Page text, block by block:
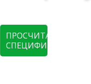
ПРОСЧИТАТЬ
СПЕЦИФИКАЦИЮ